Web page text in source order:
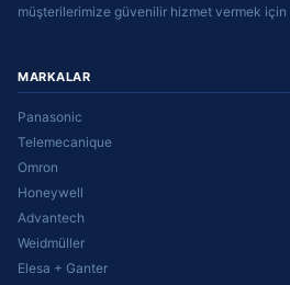
müşterilerimize güvenilir hizmet vermek için
MARKALAR
Panasonic
Telemecanique
Omron
Honeywell
Advantech
Weidmüller
Elesa + Ganter